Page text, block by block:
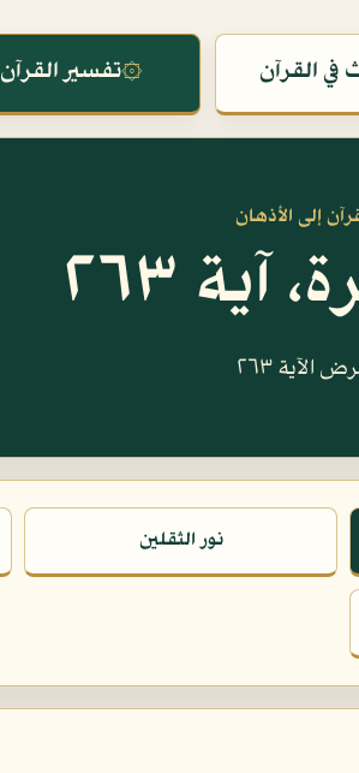
في القرآن ۞تفسير القرآن
إلى الأذهان
٢٦٣
الآية ٢٦٣
نور الثقلين